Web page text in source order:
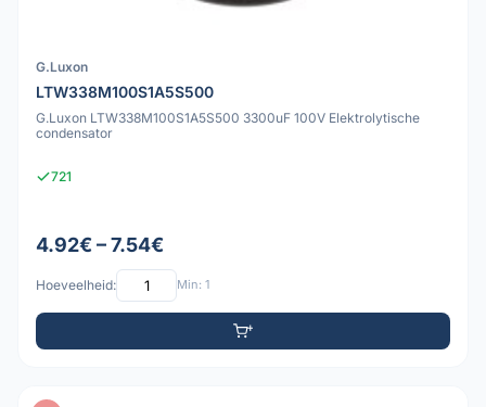
G.Luxon
LTW338M100S1A5S500
G.Luxon LTW338M100S1A5S500 3300uF 100V Elektrolytische
condensator
721
4.92€ – 7.54€
Hoeveelheid: Min: 1